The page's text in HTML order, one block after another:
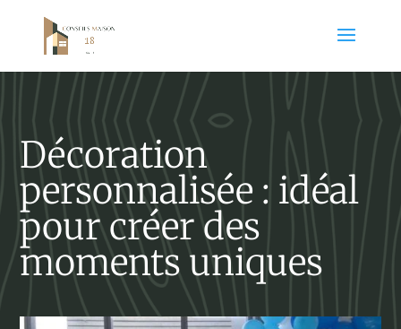
Décoration
personnalisée : idéal
pour créer des
moments uniques